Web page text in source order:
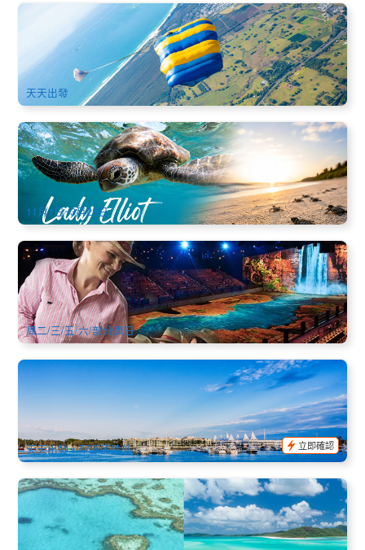
拜倫灣自由落體15,000高空跳傘(Skydive Byron Bay) 可選黃
金海岸 | 布里斯本出發
2.2k 已預訂
AUD 349.00 $379.00
OOL01090
天天出發
海龜季見證｜伊莉特夫人島 海龜產卵・破殼而出 小飛機大堡
礁4天3晚 (餐食全包) (荷維灣/邦德堡/布里斯本/黃金海岸出發)
Lady Elliot Island Turtle Trek 4 Days 3 Night
475 已預訂
1,336.00 $1,368.00
OOL01277
11月1日~3月25日
澳野奇觀大型表演晚餐秀(Australian Outback Spectacular) 英
文
2.4k 已預訂
AUD $117.00 $129.00
OOL01060
周二/三/五/六/部分周日
黃金海岸2小時觀光巡遊 Hopo Cruise
541 已預訂
AUD $35.00
OOL01052
天天出發，聖誕節除外
立即確認
聖靈群島 | 上天下海小飛機賞心形礁1小時+海上漂流快艇一日
遊+午餐(60 mins Whitsunday Scenic Flight & Ocean Rafting
Package)
4.1k 已預訂